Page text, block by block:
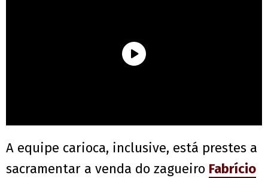
A equipe carioca, inclusive, está prestes a
sacramentar a venda do zagueiro Fabrício